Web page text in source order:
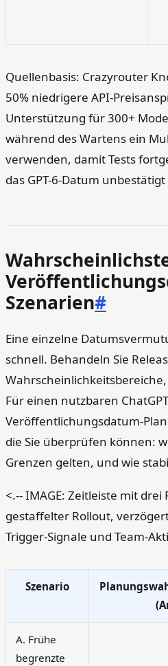
Quellenbasis: Crazyrouter
50% niedrigere API-
Unterstützung für 300+
während des Wartens ein
verwenden, damit Tests
das GPT-6-Datum
Szenarien#
Eine einzelne
schnell. Behandeln Sie
Für einen nutzbaren
Veröffentlichungsdatum-
die Sie überprüfen können:
Grenzen gelten, und wie
<.-- IMAGE: Zeitleiste mit
gestaffelter Rollout,
Trigger-Signale und Team-
Szenario
A. Frühe
begrenzte